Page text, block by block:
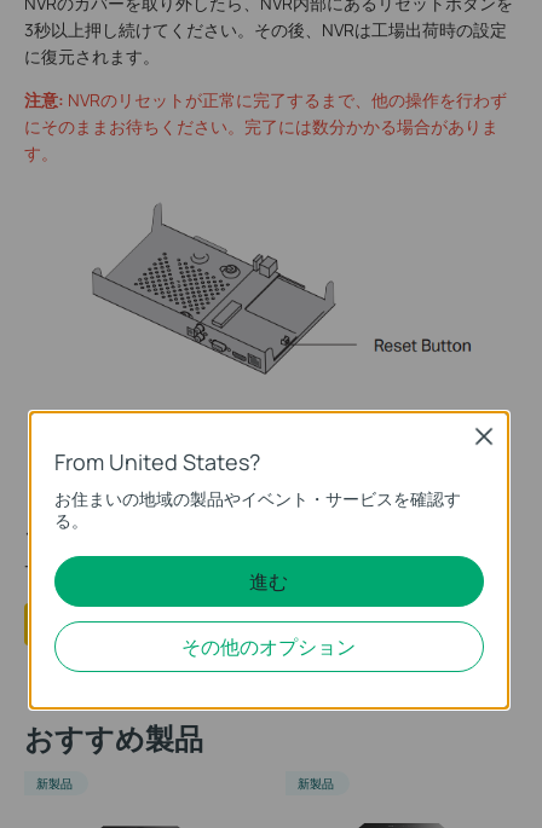
3秒以上押し続けてください。その後、NVRは工場出荷時の設定
に復元されます。
注意: NVRのリセットが正常に完了するまで、他の操作を行わず
にそのままお待ちください。完了には数分かかる場合がありま
す。
このFAQは役に立ちましたか？
サイトの利便性向上にご協力ください。
はい いいえ
おすすめ製品
新製品 新製品
From United States?
お住まいの地域の製品やイベント・サービスを確認す
る。
進む
その他のオプション
Close